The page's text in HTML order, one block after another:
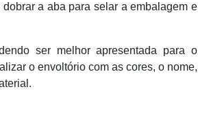
a aba para selar a embalagem e
ser melhor apresentada para o
o envoltório com as cores, o nome,